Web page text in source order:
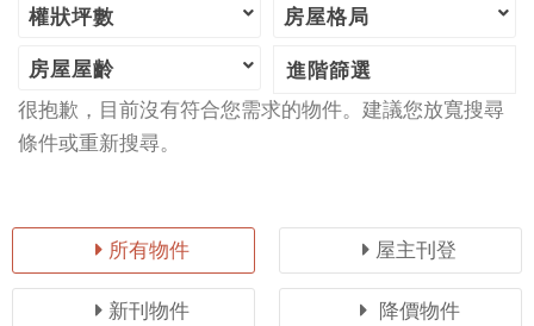
權狀坪數 房屋格局
房屋屋齡
進階篩選
很抱歉，目前沒有符合您需求的物件。建議您放寬搜尋
條件或重新搜尋。
所有物件 屋主刊登
新刊物件 降價物件